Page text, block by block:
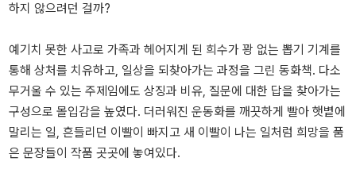
하지 않으려던 걸까?
예기치 못한 사고로 가족과 헤어지게 된 희수가 꽝 없는 뽑기 기계를
통해 상처를 치유하고, 일상을 되찾아가는 과정을 그린 동화책. 다소
무거울 수 있는 주제임에도 상징과 비유, 질문에 대한 답을 찾아가는
구성으로 몰입감을 높였다. 더러워진 운동화를 깨끗하게 빨아 햇볕에
말리는 일, 흔들리던 이빨이 빠지고 새 이빨이 나는 일처럼 희망을 품
은 문장들이 작품 곳곳에 놓여있다.